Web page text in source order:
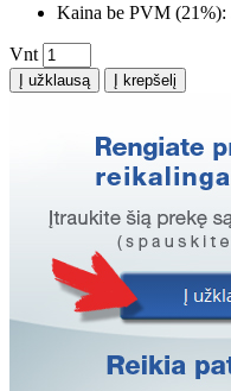
Kaina be PVM (21%):
Vnt
Į užklausą Į krepšelį